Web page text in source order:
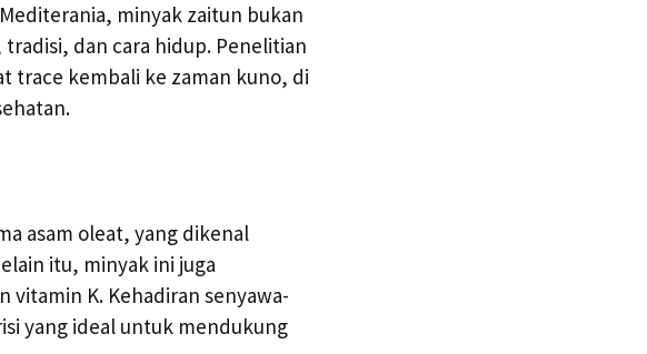
minyak zaitun bukan
dan cara hidup. Penelitian
trace kembali ke zaman kuno, di
asam oleat, yang dikenal
itu, minyak ini juga
K. Kehadiran senyawa-
yang ideal untuk mendukung